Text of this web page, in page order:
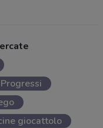
giocattolo